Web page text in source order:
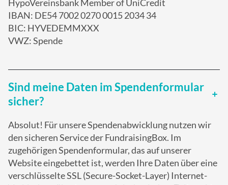
HypoVereinsbank Member of UniCredit
IBAN: DE54 7002 0270 0015 2034 34
BIC: HYVEDEMMXXX
VWZ: Spende
Sind meine Daten im Spendenformular
sicher?
Absolut! Für unsere Spendenabwicklung nutzen wir
den sicheren Service der FundraisingBox. Im
zugehörigen Spendenformular, das auf unserer
Website eingebettet ist, werden Ihre Daten über eine
verschlüsselte SSL (Secure-Socket-Layer) Internet-